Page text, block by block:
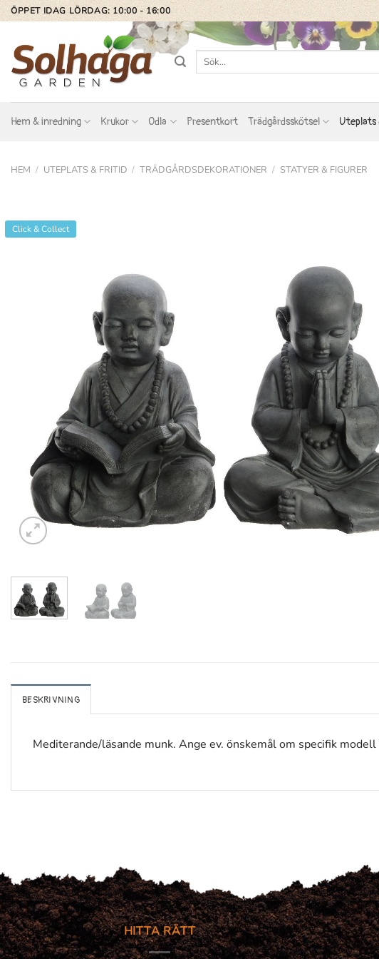
Skip
to
content
ÖPPET IDAG LÖRDAG: 10:00 - 16:00
Sök
Hem & inredning Krukor Odla Presentkort Trädgårdsskötsel
HEM / UTEPLATS & FRITID / TRÄDGÅRDSDEKORATIONER / STATYER & FIGURER
Click & Collect
BESKRIVNING
Mediterande/läsande munk. Ange ev. önskemål om specifik
HITTA RÄTT